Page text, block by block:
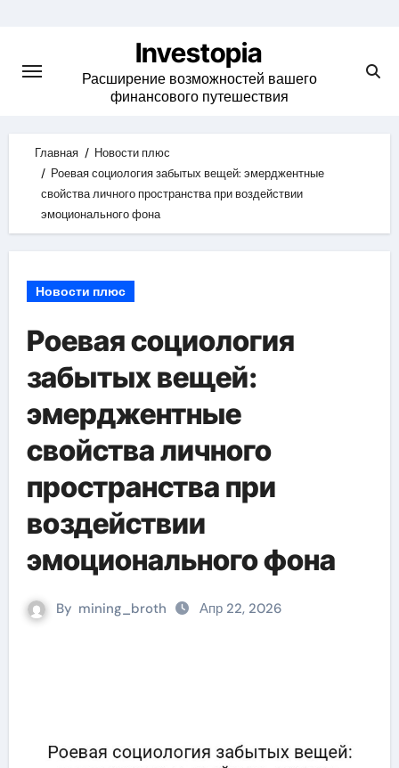
content
Investopia
Расширение возможностей вашего
финансового путешествия
Главная
Новости плюс
Роевая социология забытых вещей: эмерджентные
свойства личного пространства при воздействии
эмоционального фона
Новости плюс
Роевая социология
забытых вещей:
эмерджентные
свойства личного
пространства при
воздействии
эмоционального фона
By mining_broth Апр 22, 2026